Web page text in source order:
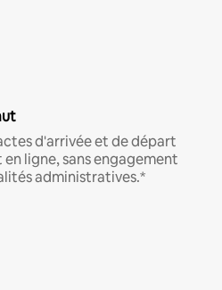
d'arrivée et de départ
ligne, sans engagement
administratives.*